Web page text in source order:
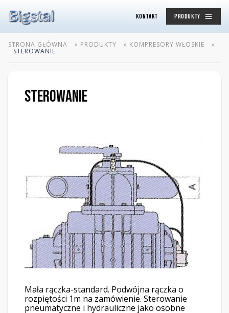
KONTAKT PRODUKTY
STRONA GŁÓWNA » PRODUKTY » KOMPRESORY WŁOSKIE »
STEROWANIE
Sterowanie
Mała rączka-standard. Podwójna rączka o
rozpiętości 1m na zamówienie. Sterowanie
pneumatyczne i hydrauliczne jako osobne